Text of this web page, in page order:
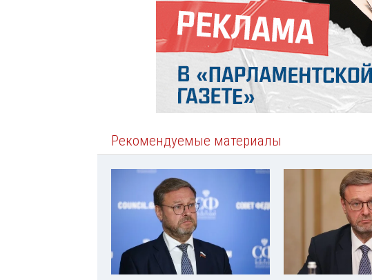
Рекомендуемые материалы